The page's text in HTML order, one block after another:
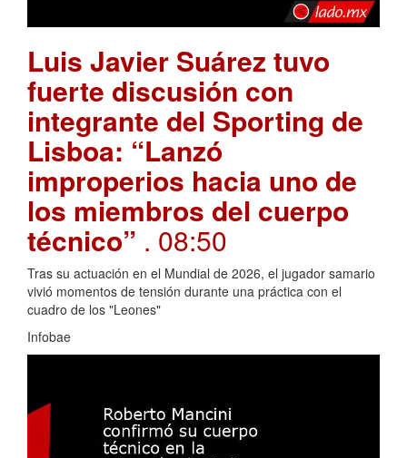
Luis Javier Suárez tuvo
fuerte discusión con
integrante del Sporting de
Lisboa: “Lanzó
improperios hacia uno de
los miembros del cuerpo
técnico” . 08:50
Tras su actuación en el Mundial de 2026, el jugador samario
vivió momentos de tensión durante una práctica con el
cuadro de los "Leones"
Infobae